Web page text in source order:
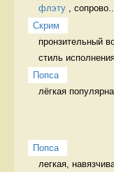
флэту , сопрово...
Скрим
пронзительный
стиль
Попса
лёгкая
Попса
легкая,